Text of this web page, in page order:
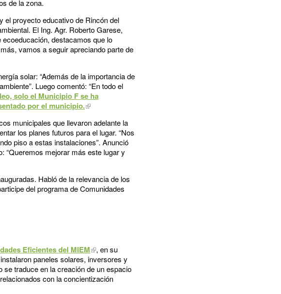
de la zona.
el proyecto educativo de Rincón del
El Ing. Agr. Roberto Garese,
ecoeducación, destacamos que lo
vamos a seguir apreciando parte de
solar: “Además de la importancia de
Luego comentó: “En todo el
solo el Municipio F se ha
por el municipio.
municipales que llevaron adelante la
los planes futuros para el lugar. “Nos
piso a estas instalaciones”. Anunció
“Queremos mejorar más este lugar y
Habló de la relevancia de los
del programa de Comunidades
Eficientes del MIEM
, en su
paneles solares, inversores y
traduce en la creación de un espacio
con la concientización